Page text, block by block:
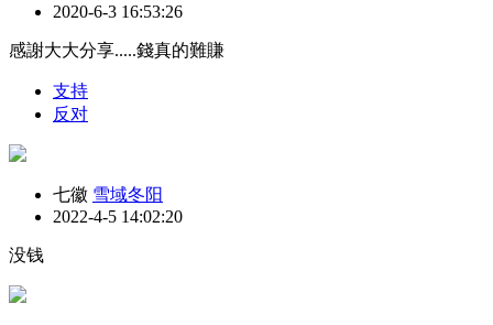
2020-6-3 16:53:26
感謝大大分享.....錢真的難賺
支持
反对
七徽 雪域冬阳
2022-4-5 14:02:20
没钱